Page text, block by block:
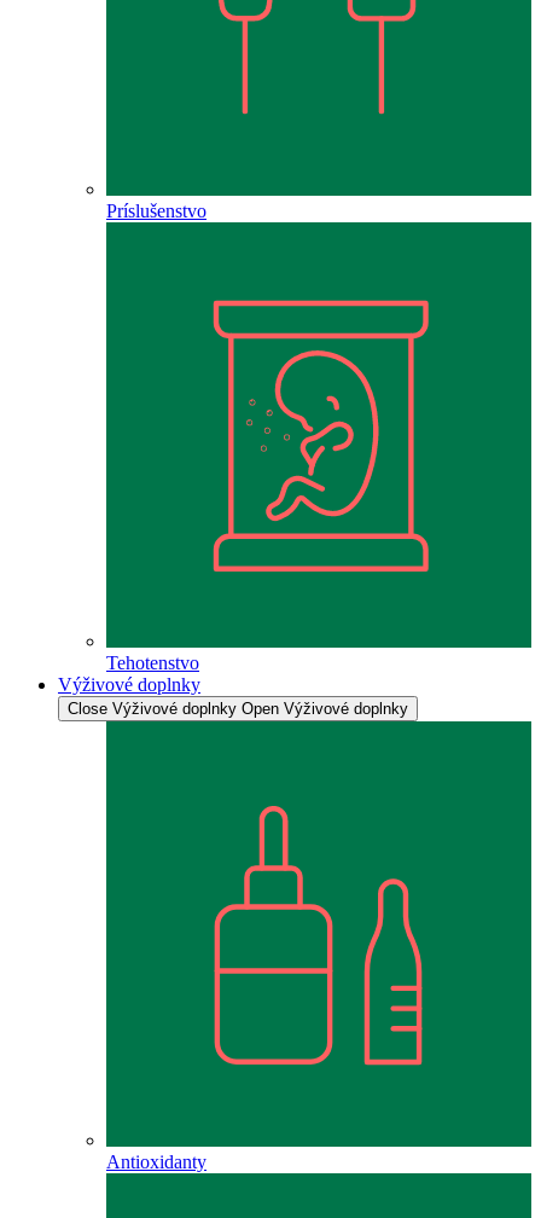
Príslušenstvo
Tehotenstvo
Výživové doplnky
Close Výživové doplnky Open Výživové doplnky
Antioxidanty